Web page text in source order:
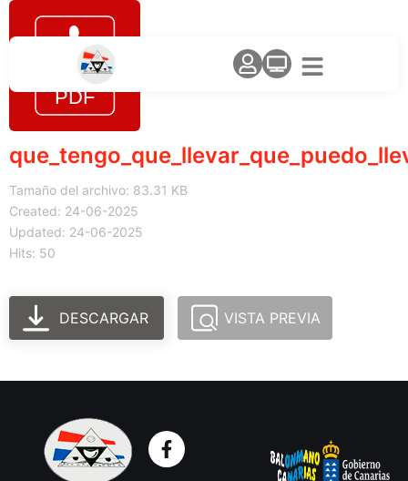
Tamaño del archivo: 83.31 KB
Created: 24-06-2025
Updated: 24-06-2025
Hits: 50
DESCARGAR VISTA PREVIA